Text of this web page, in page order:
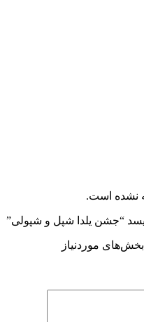
است.
“جشن یلدا شپل و شپولی”
موردنیاز